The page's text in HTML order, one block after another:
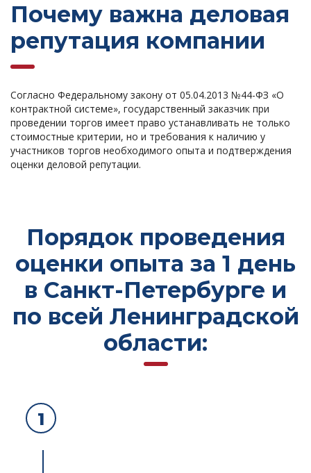
Почему важна деловая
репутация компании
Согласно Федеральному закону от 05.04.2013 №44-ФЗ «О
контрактной системе», государственный заказчик при
проведении торгов имеет право устанавливать не только
стоимостные критерии, но и требования к наличию у
участников торгов необходимого опыта и подтверждения
оценки деловой репутации.
Порядок проведения
оценки опыта за 1 день
в Санкт-Петербурге и
по всей Ленинградской
области:
1